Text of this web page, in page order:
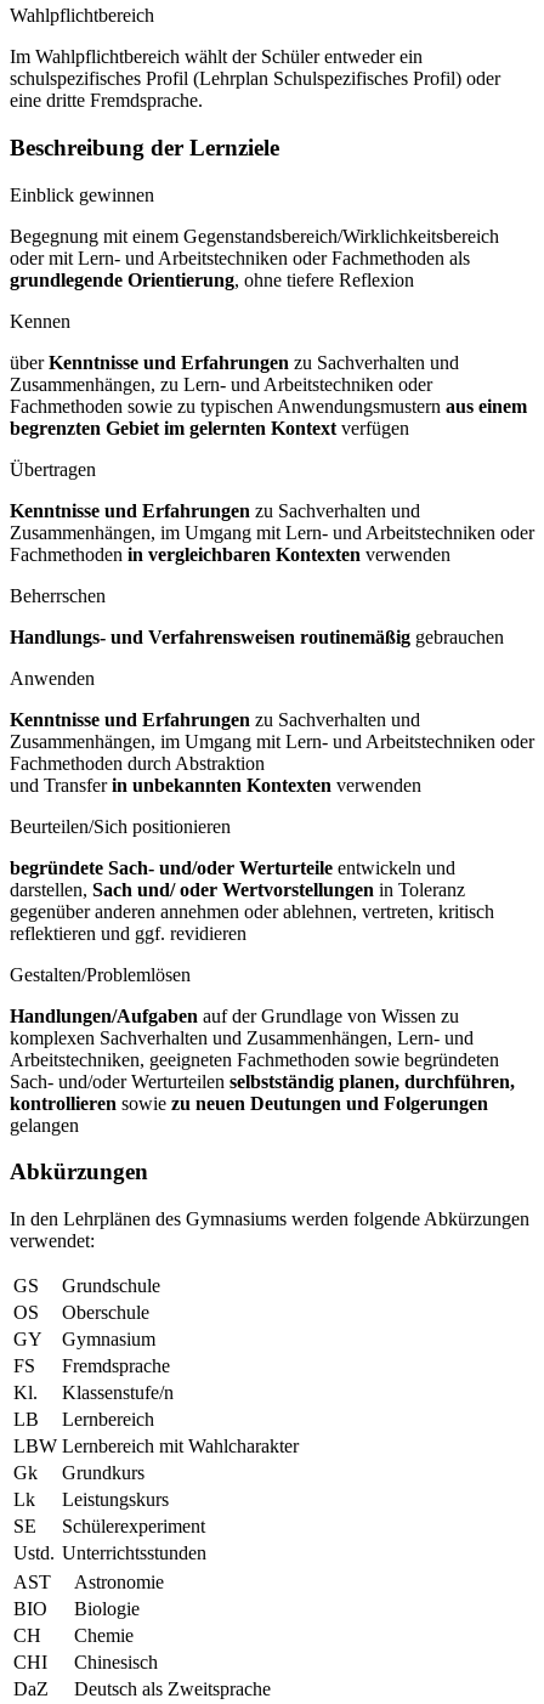
Wahlpflichtbereich
Im Wahlpflichtbereich wählt der Schüler entweder ein
schulspezifisches Profil (Lehrplan Schulspezifisches Profil) oder
eine dritte Fremdsprache.
Beschreibung der Lernziele
Einblick gewinnen
Begegnung mit einem Gegenstandsbereich/Wirklichkeitsbereich
oder mit Lern- und Arbeitstechniken oder Fachmethoden als
grundlegende Orientierung, ohne tiefere Reflexion
Kennen
überKenntnisse und Erfahrungen zu Sachverhalten und
Zusammenhängen, zu Lern- und Arbeitstechniken oder
Fachmethoden sowie zu typischen Anwendungsmustern aus einem
begrenzten Gebiet im gelernten Kontext verfügen
Übertragen
Kenntnisse und Erfahrungen zu Sachverhalten und
Zusammenhängen, im Umgang mit Lern- und Arbeitstechniken oder
Fachmethoden in vergleichbaren Kontexten verwenden
Beherrschen
Handlungs- und Verfahrensweisen routinemäßig gebrauchen
Anwenden
Kenntnisse und Erfahrungen zu Sachverhalten und
Zusammenhängen, im Umgang mit Lern- und Arbeitstechniken oder
Fachmethoden durch Abstraktion
und Transferin unbekannten Kontexten verwenden
Beurteilen/Sich positionieren
begründete Sach- und/oder Werturteile entwickeln und
darstellen, Sach und/oder Wertvorstellungen in Toleranz
gegenüber anderen annehmen oder ablehnen, vertreten, kritisch
reflektieren und ggf. revidieren
Gestalten/Problemlösen
Handlungen/Aufgaben auf der Grundlage von Wissen zu
komplexen Sachverhalten und Zusammenhängen, Lern- und
Arbeitstechniken, geeigneten Fachmethoden sowie begründeten
Sach- und/oder Werturteilen selbstständig planen, durchführen,
kontrollieren sowie zu neuen Deutungen und Folgerungen
gelangen
Abkürzungen
In den Lehrplänen des Gymnasiums werden folgende Abkürzungen
verwendet:
GS
Grundschule
OS
Oberschule
GY
Gymnasium
FS
Fremdsprache
Kl.
Klassenstufe/n
LB
Lernbereich
LBW Lernbereich mit Wahlcharakter
Gk
Grundkurs
Lk
Leistungskurs
SE
Schülerexperiment
Ustd. Unterrichtsstunden
AST
Astronomie
BIO
Biologie
CH
Chemie
CHI
Chinesisch
DaZ
Deutsch als Zweitsprache